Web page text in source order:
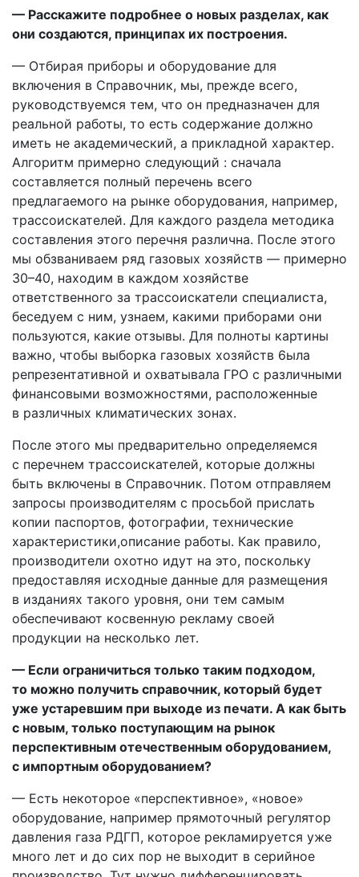
— Расскажите подробнее о новых разделах, как
они создаются, принципах их построения.
— Отбирая приборы и оборудование для
включения в Справочник, мы, прежде всего,
руководствуемся тем, что он предназначен для
реальной работы, то есть содержание должно
иметь не академический, а прикладной характер.
Алгоритм примерно следующий : сначала
составляется полный перечень всего
предлагаемого на рынке оборудования, например,
трассоискателей. Для каждого раздела методика
составления этого перечня различна. После этого
мы обзваниваем ряд газовых хозяйств — примерно
30–40, находим в каждом хозяйстве
ответственного за трассоискатели специалиста,
беседуем с ним, узнаем, какими приборами они
пользуются, какие отзывы. Для полноты картины
важно, чтобы выборка газовых хозяйств 6ыла
репрезентативной и охватывала ГРО с различными
финансовыми возможностями, расположенные
в различных климатических зонах.
После этого мы предварительно определяемся
с перечнем трассоискателей, которые должны
быть включены в Справочник. Потом отправляем
запросы производителям с просьбой прислать
копии паспортов, фотографии, технические
характеристики,описание работы. Как правило,
производители охотно идут на это, поскольку
предоставляя исходные данные для размещения
в изданиях такого уровня, они тем самым
обеспечивают косвенную рекламу своей
продукции на несколько лет.
— Если ограничиться только таким подходом,
то можно получить справочник, который будет
уже устаревшим при выходе из печати. А как быть
с новым, только поступающим на рынок
перспективным отечественным оборудованием,
с импортным оборудованием?
— Есть некоторое «перспективное», «новое»
оборудование, например прямоточный регулятор
давления газа РДГП, которое рекламируется уже
много лет и до сих пор не выходит в серийное